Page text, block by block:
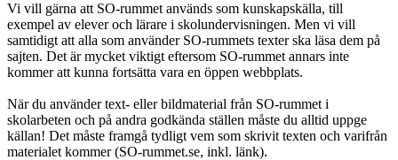
Vi vill gärna att SO-rummet används som kunskapskälla, till
exempel av elever och lärare i skolundervisningen. Men vi vill
samtidigt att alla som använder SO-rummets texter ska läsa dem på
sajten. Det är mycket viktigt eftersom SO-rummet annars inte
kommer att kunna fortsätta vara en öppen webbplats.
När du använder text- eller bildmaterial från SO-rummet i
skolarbeten och på andra godkända ställen måste du alltid uppge
källan! Det måste framgå tydligt vem som skrivit texten och varifrån
materialet kommer (SO-rummet.se, inkl. länk).